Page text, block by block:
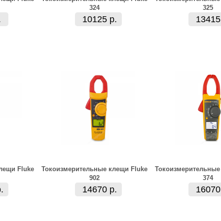
324
10125 р.
325
Fluke
Токоизмерительные клещи Fluke
902
14670 р.
374